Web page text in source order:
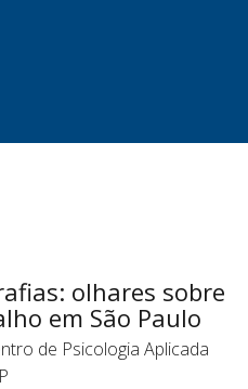
olhares sobre
em São Paulo
de Psicologia Aplicada